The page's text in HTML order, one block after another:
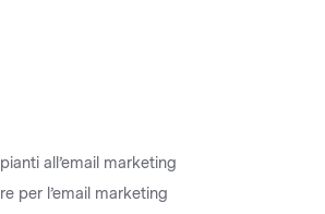
all’email marketing
per l’email marketing